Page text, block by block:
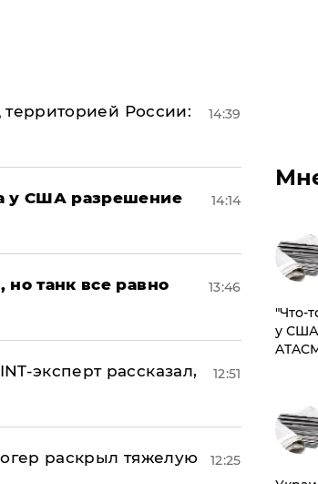
России:
14:39
у США разрешение
14:14
но танк все равно
13:46
эксперт рассказал,
12:51
раскрыл тяжелую
12:25
​"Что-
у США